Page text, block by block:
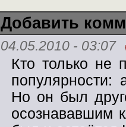
Добавить
04.05.2010 - 03:07
Кто только не
популярности:
Но он был
осознававшим